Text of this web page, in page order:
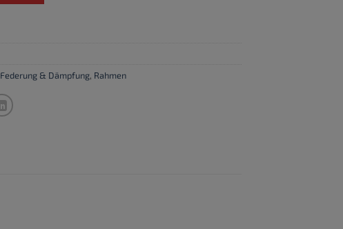
Federung & Dämpfung, Rahmen